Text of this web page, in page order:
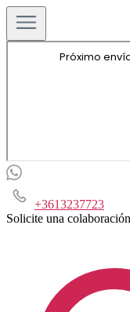
+3613237723
Solicite una